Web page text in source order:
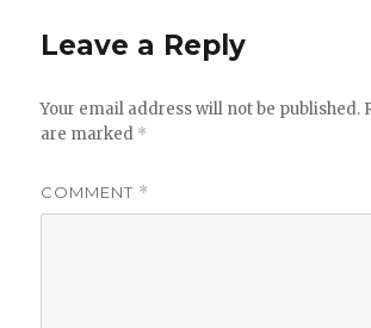
Leave a Reply
Your email address will not be published.
are marked *
COMMENT *